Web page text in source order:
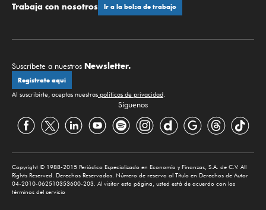
Trabaja con nosotros Ir a la bolsa de trabajo
Suscríbete a nuestros Newsletter.
Regístrate aquí
Al suscribirte, aceptas nuestras políticas de privacidad
Síguenos
Copyright © 1988-2015 Periódico Especializado en Economía y Finanzas, S.A. de C.V. All
Rights Reserved. Derechos Reservados. Número de reserva al Título en Derechos de Autor
04-2010-062510353600-203. Al visitar esta página, usted está de acuerdo con los
términos del servicio